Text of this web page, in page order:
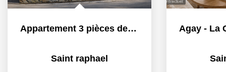
Appartement 3 pièces de 74m2 haut de gamme - Saint-Raphaël
Saint raphael